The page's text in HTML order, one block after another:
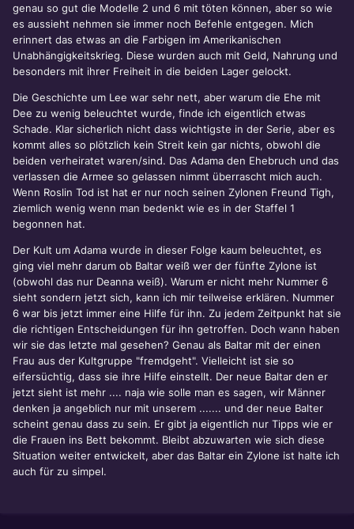
genau so gut die Modelle 2 und 6 mit töten können, aber so wie
es aussieht nehmen sie immer noch Befehle entgegen. Mich
erinnert das etwas an die Farbigen im Amerikanischen
Unabhängigkeitskrieg. Diese wurden auch mit Geld, Nahrung und
besonders mit ihrer Freiheit in die beiden Lager gelockt.
Die Geschichte um Lee war sehr nett, aber warum die Ehe mit
Dee zu wenig beleuchtet wurde, finde ich eigentlich etwas
Schade. Klar sicherlich nicht dass wichtigste in der Serie, aber es
kommt alles so plötzlich kein Streit kein gar nichts, obwohl die
beiden verheiratet waren/sind. Das Adama den Ehebruch und das
verlassen die Armee so gelassen nimmt überrascht mich auch.
Wenn Roslin Tod ist hat er nur noch seinen Zylonen Freund Tigh,
ziemlich wenig wenn man bedenkt wie es in der Staffel 1
begonnen hat.
Der Kult um Adama wurde in dieser Folge kaum beleuchtet, es
ging viel mehr darum ob Baltar weiß wer der fünfte Zylone ist
(obwohl das nur Deanna weiß). Warum er nicht mehr Nummer 6
sieht sondern jetzt sich, kann ich mir teilweise erklären. Nummer
6 war bis jetzt immer eine Hilfe für ihn. Zu jedem Zeitpunkt hat sie
die richtigen Entscheidungen für ihn getroffen. Doch wann haben
wir sie das letzte mal gesehen? Genau als Baltar mit der einen
Frau aus der Kultgruppe "fremdgeht". Vielleicht ist sie so
eifersüchtig, dass sie ihre Hilfe einstellt. Der neue Baltar den er
jetzt sieht ist mehr .... naja wie solle man es sagen, wir Männer
denken ja angeblich nur mit unserem ....... und der neue Balter
scheint genau dass zu sein. Er gibt ja eigentlich nur Tipps wie er
die Frauen ins Bett bekommt. Bleibt abzuwarten wie sich diese
Situation weiter entwickelt, aber das Baltar ein Zylone ist halte ich
auch für zu simpel.